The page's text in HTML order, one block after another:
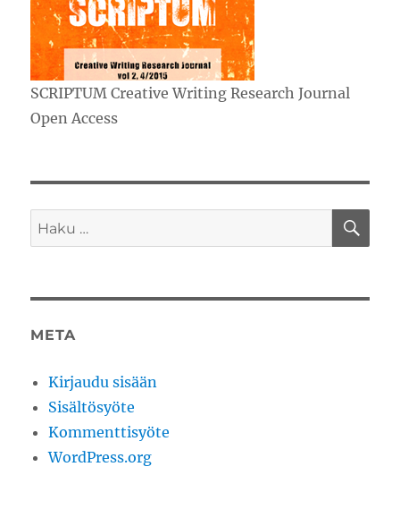
SCRIPTUM Creative Writing Research Journal
Open Access
Etsi:
META
Kirjaudu sisään
Sisältösyöte
Kommenttisyöte
WordPress.org